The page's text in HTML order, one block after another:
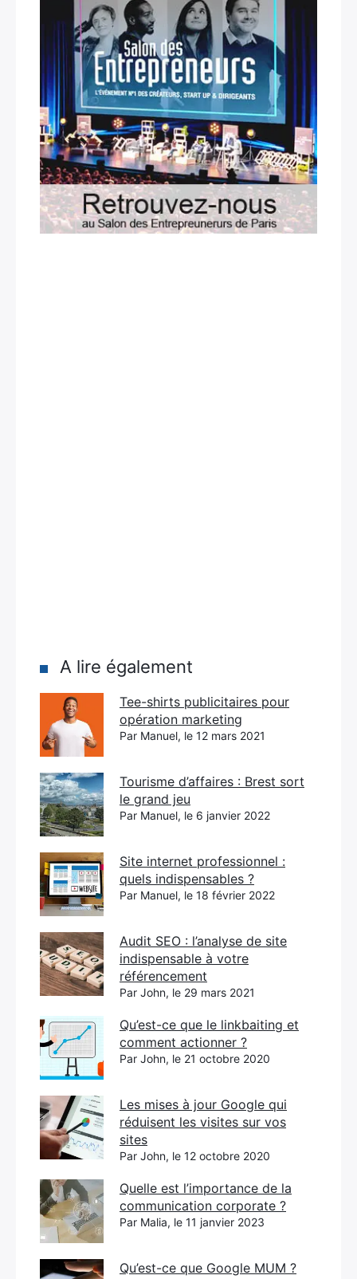
A lire également
Tee-shirts publicitaires pour
opération marketing
Par Manuel, le 12 mars 2021
Tourisme d’affaires : Brest sort
le grand jeu
Par Manuel, le 6 janvier 2022
Site internet professionnel :
quels indispensables ?
Par Manuel, le 18 février 2022
Audit SEO : l’analyse de site
indispensable à votre
référencement
Par John, le 29 mars 2021
Qu’est-ce que le linkbaiting et
comment actionner ?
Par John, le 21 octobre 2020
Les mises à jour Google qui
réduisent les visites sur vos
sites
Par John, le 12 octobre 2020
Quelle est l’importance de la
communication corporate ?
Par Malia, le 11 janvier 2023
Qu’est-ce que Google MUM ?